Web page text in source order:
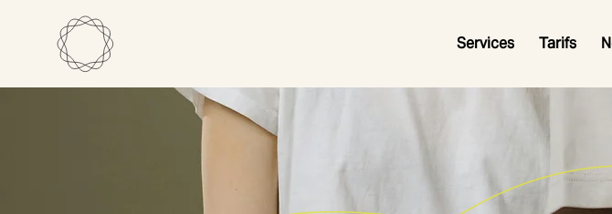
Services Tarifs